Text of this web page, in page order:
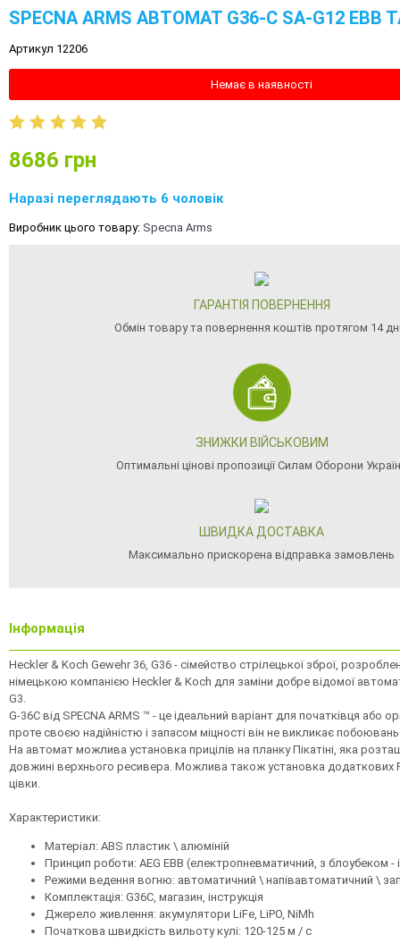
SPECNA ARMS АВТОМАТ G36-C SA-G12 EBB
Артикул 12206
Немає в наявності
8686 грн
Наразі переглядають 6 чоловік
Виробник цього товару: Specna Arms
ГАРАНТІЯ ПОВЕРНЕННЯ
Обмін товару та повернення коштів протягом 14
ЗНИЖКИ ВІЙСЬКОВИМ
Оптимальні цінові пропозиції Силам Оборони
ШВИДКА ДОСТАВКА
Максимально прискорена відправка замовлень
Інформація
Heckler & Koch Gewehr 36, G36 - сімейство стрілецької зброї,
німецькою компанією Heckler & Koch для заміни добре відомої
G3.
G-36C від SPECNA ARMS ™ - це ідеальний варіант для початківця або
проте своєю надійністю і запасом міцності він не викликає побоювань
На автомат можлива установка прицілів на планку Пікатіні, яка
довжині верхнього ресивера. Можлива також установка додаткових
цівки.
Характеристики:
Матеріал: ABS пластик \ алюміній
Принцип роботи: AEG EBB (електропневматичний, з блоубеком -
Режими ведення вогню: автоматичний \ напівавтоматичний \
Комплектація: G36C, магазин, інструкція
Джерело живлення: акумулятори LiFe, LiPO, NiMh
Початкова швидкість вильоту кулі: 120-125 м / с